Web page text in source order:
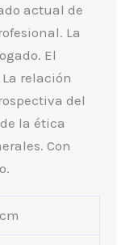
actual de
La
El
relación
del
la ética
Con